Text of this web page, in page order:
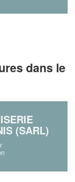
dans le
(SARL)